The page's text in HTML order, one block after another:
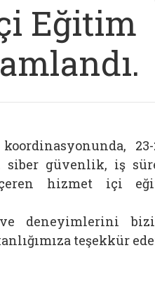
Eğitim
siber güvenlik, iş
hizmet içi
deneyimlerini
teşekkür